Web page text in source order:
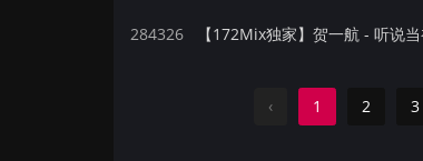
284326
‹ 1 2 3